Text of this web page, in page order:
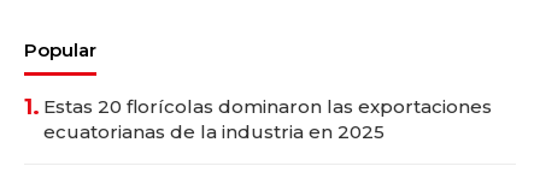
Popular
1. Estas 20 florícolas dominaron las exportaciones
ecuatorianas de la industria en 2025